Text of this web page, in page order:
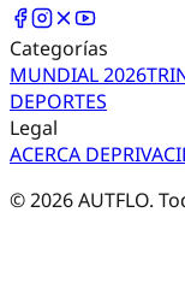
Categorías
MUNDIAL 2026TRI
DEPORTES
Legal
ACERCA DE
©2026AUTFLO.